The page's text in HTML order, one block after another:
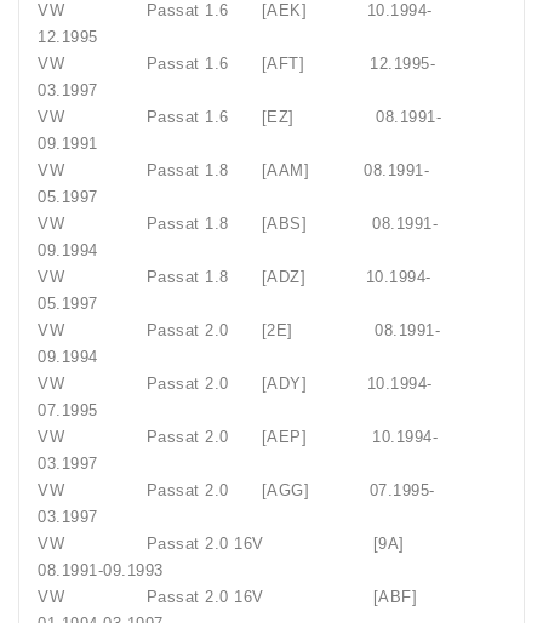
VW Passat 1.6 [AEK] 10.1994-
12.1995
VW Passat 1.6 [AFT] 12.1995-
03.1997
VW Passat 1.6 [EZ] 08.1991-
09.1991
VW Passat 1.8 [AAM] 08.1991-
05.1997
VW Passat 1.8 [ABS] 08.1991-
09.1994
VW Passat 1.8 [ADZ] 10.1994-
05.1997
VW Passat 2.0 [2E] 08.1991-
09.1994
VW Passat 2.0 [ADY] 10.1994-
07.1995
VW Passat 2.0 [AEP] 10.1994-
03.1997
VW Passat 2.0 [AGG] 07.1995-
03.1997
VW Passat 2.0 16V [9A]
08.1991-09.1993
VW Passat 2.0 16V [ABF]